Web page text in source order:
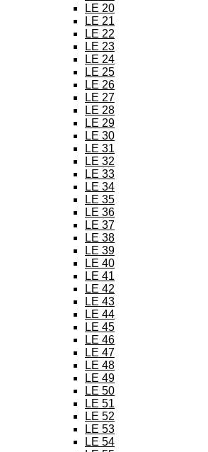
LE 20
LE 21
LE 22
LE 23
LE 24
LE 25
LE 26
LE 27
LE 28
LE 29
LE 30
LE 31
LE 32
LE 33
LE 34
LE 35
LE 36
LE 37
LE 38
LE 39
LE 40
LE 41
LE 42
LE 43
LE 44
LE 45
LE 46
LE 47
LE 48
LE 49
LE 50
LE 51
LE 52
LE 53
LE 54